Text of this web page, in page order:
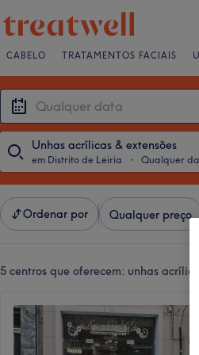
CABELO TRATAMENTOS FACIAIS
Unhas acrílicas & extensões
em Distrito de Leiria ・ Qualquer
Ordenar por Qualquer preço
5 centros que oferecem: unhas